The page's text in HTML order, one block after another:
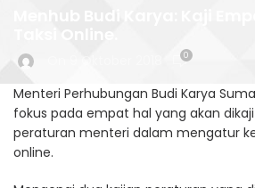
0
Menteri Perhubungan Budi Karya
fokus pada empat hal yang akan
peraturan menteri dalam mengatur
online.